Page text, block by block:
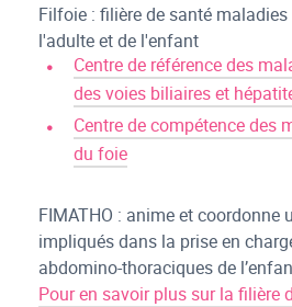
Filfoie : filière de santé
l'adulte et de l'enfant
Centre de référence des
des voies biliaires et
Centre de compétence des
du foie
FIMATHO : anime et coordonne
impliqués dans la prise en
abdomino-thoraciques de
Pour en savoir plus sur la filière